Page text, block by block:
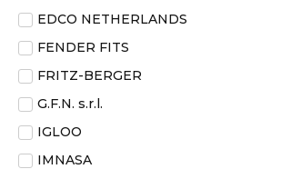
EDCO NETHERLANDS
FENDER FITS
FRITZ-BERGER
G.F.N. s.r.l.
IGLOO
IMNASA